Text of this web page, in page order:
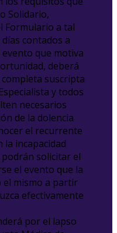
Solidario,
Formulario a tal
contados a
que motiva
deberá
suscripta
y todos
necesarios
de la dolencia
el recurrente
la incapacidad
solicitar el
el evento que la
el mismo a partir
efectivamente
por el lapso